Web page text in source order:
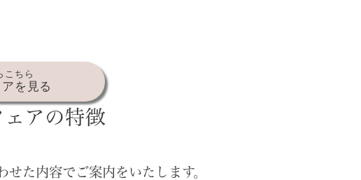
こちら
を見る
ェアの特徴
た内容でご案内をいたします。